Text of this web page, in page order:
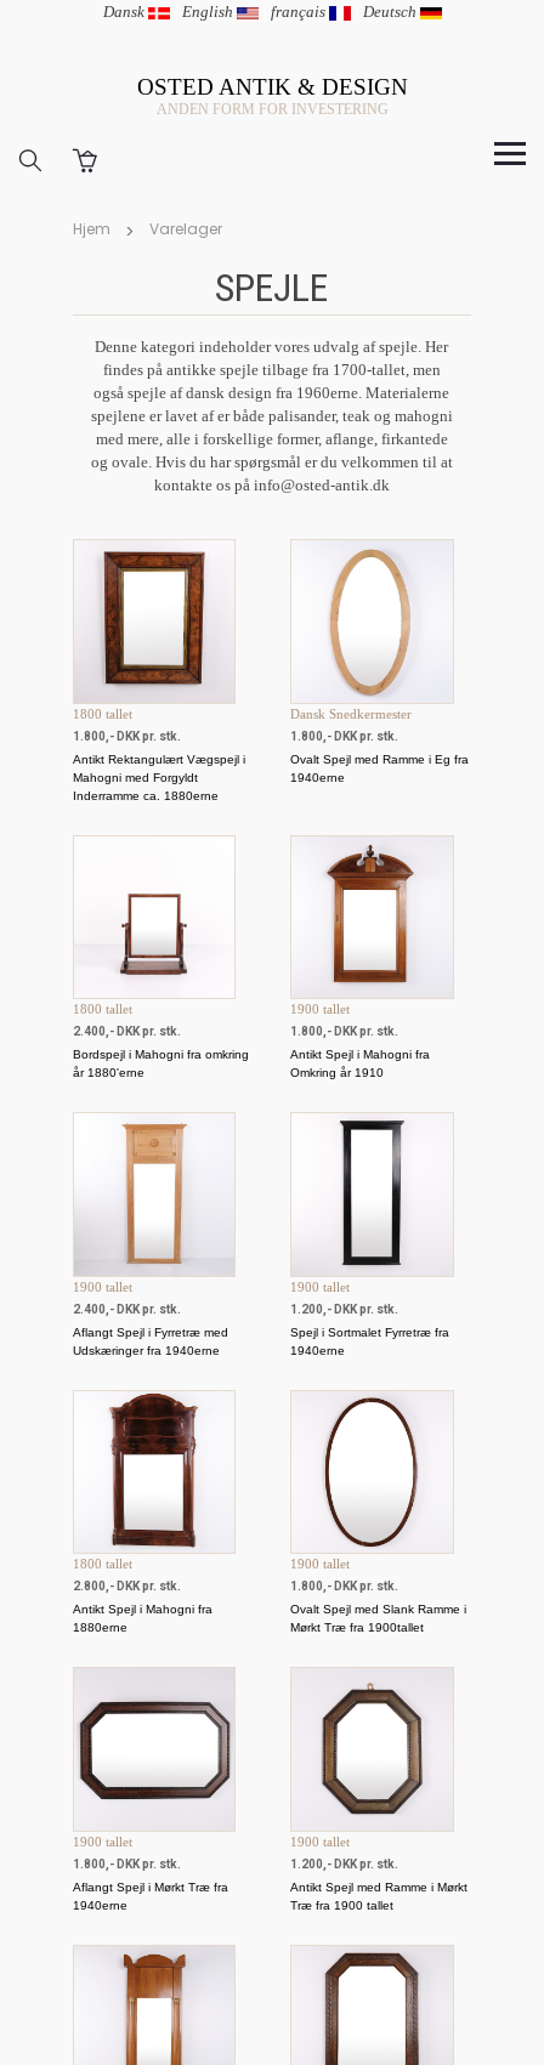
Dansk | English | français | Deutsch
OSTED ANTIK & DESIGN
ANDEN FORM FOR INVESTERING
Hjem Varelager
SPEJLE
Denne kategori indeholder vores udvalg af spejle. Her
findes på antikke spejle tilbage fra 1700-tallet, men
også spejle af dansk design fra 1960erne. Materialerne
spejlene er lavet af er både palisander, teak og mahogni
med mere, alle i forskellige former, aflange, firkantede
og ovale. Hvis du har spørgsmål er du velkommen til at
kontakte os på info@osted-antik.dk
1800 tallet
1.800,- DKK pr. stk.
Antikt Rektangulært Vægspejl i
Mahogni med Forgyldt
Inderramme ca. 1880erne
Dansk Snedkermester
1.800,- DKK pr. stk.
Ovalt Spejl med Ramme i Eg fra
1940erne
1800 tallet
2.400,- DKK pr. stk.
Bordspejl i Mahogni fra omkring
år 1880'erne
1900 tallet
1.800,- DKK pr. stk.
Antikt Spejl i Mahogni fra
Omkring år 1910
1900 tallet
2.400,- DKK pr. stk.
Aflangt Spejl i Fyrretræ med
Udskæringer fra 1940erne
1900 tallet
1.200,- DKK pr. stk.
Spejl i Sortmalet Fyrretræ fra
1940erne
1800 tallet
2.800,- DKK pr. stk.
Antikt Spejl i Mahogni fra
1880erne
1900 tallet
1.800,- DKK pr. stk.
Ovalt Spejl med Slank Ramme i
Mørkt Træ fra 1900tallet
1900 tallet
1.800,- DKK pr. stk.
Aflangt Spejl i Mørkt Træ fra
1940erne
1900 tallet
1.200,- DKK pr. stk.
Antikt Spejl med Ramme i Mørkt
Træ fra 1900 tallet